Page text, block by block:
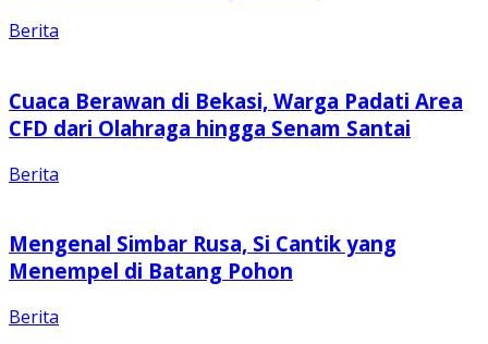
Berita
Cuaca Berawan di Bekasi, Warga Padati Area
CFD dari Olahraga hingga Senam Santai
Berita
Mengenal Simbar Rusa, Si Cantik yang
Menempel di Batang Pohon
Berita